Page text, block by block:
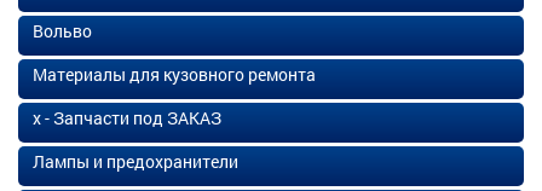
Вольво
Материалы для кузовного ремонта
х - Запчасти под ЗАКАЗ
Лампы и предохранители